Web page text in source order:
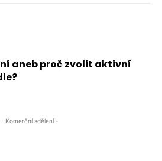
aneb proč zvolit aktivní
- Komerční sdělení -